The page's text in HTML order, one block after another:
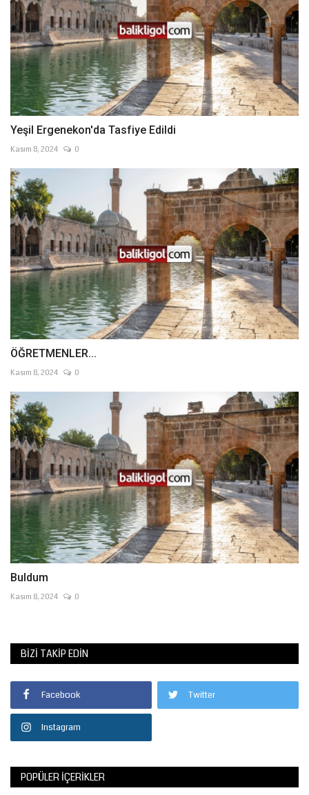
Yeşil Ergenekon'da Tasfiye Edildi
Kasım 8, 2024 0
ÖĞRETMENLER...
Kasım 8, 2024 0
Buldum
Kasım 8, 2024 0
BIZI TAKIP EDIN
Facebook Twitter
Instagram
POPÜLER İÇERIKLER